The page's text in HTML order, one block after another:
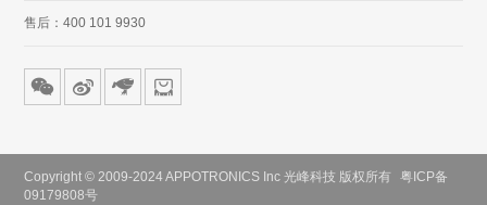
售后：400 101 9930
Copyright © 2009-2024 APPOTRONICS Inc 光峰科技 版权所有
粤ICP备
09179808号